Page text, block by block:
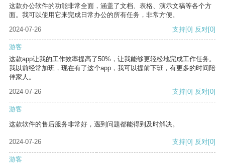
这款办公软件的功能非常全面，涵盖了文档、表格、演示文稿等各个方
面。我可以使用它来完成日常办公的所有任务，非常方便。
2024-07-26
支持[0] 反对[0]
游客
这款app让我的工作效率提高了50%，让我能够更轻松地完成工作任务。
我以前经常加班，现在有了这个app，我可以提前下班，有更多的时间陪
伴家人。
2024-07-26
支持[0] 反对[0]
游客
这款软件的售后服务非常好，遇到问题都能得到及时解决。
2024-07-26 支持[0] 反对[0]
游客